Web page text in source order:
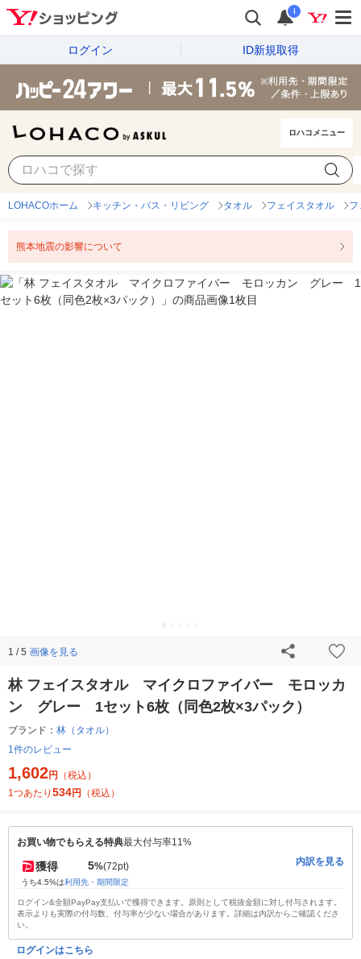
i
ログイン ID新規取得
ロハコメニュー
LOHACOホーム キッチン・バス・リビング タオル フェイスタオル フ
熊本地震の影響について
1 / 5 画像を見る
林 フェイスタオル マイクロファイバー モロッカ
ン グレー 1セット6枚（同色2枚×3パック）
ブランド： 林（タオル）
1件のレビュー
1,602円
（税込）
1つあたり 534円 （税込）
お買い物でもらえる特典最大付与率11%
獲得 5%(72pt)
うち4.5%は利用先・期間限定
内訳を見る
ログイン&全額PayPay支払いで獲得できます。原則として税抜金額に対し付与されます。
表示よりも実際の付与数、付与率が少ない場合があります。詳細は内訳からご確認くださ
い。
ログインはこちら